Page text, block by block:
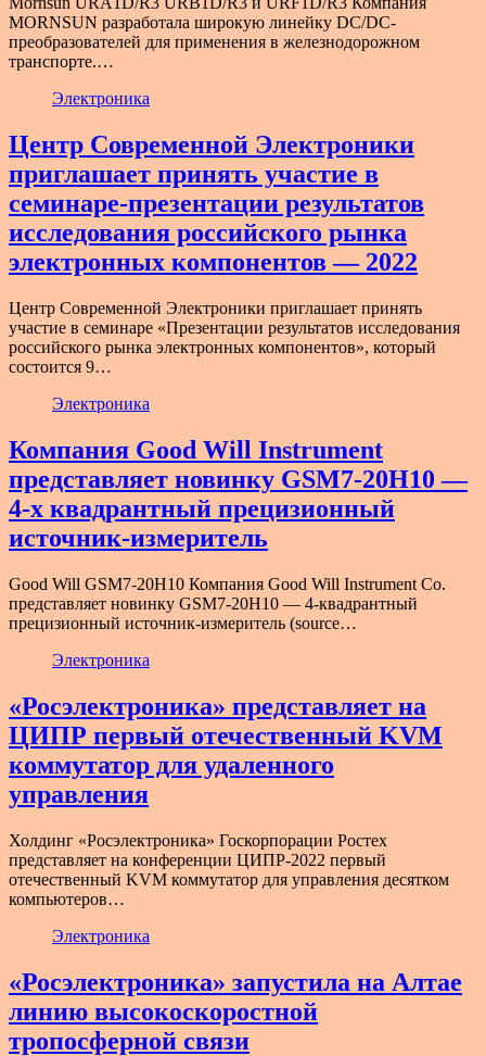
MORNSUN разработала широкую линейку DC/DC-
преобразователей для применения в железнодорожном
транспорте.…
Электроника
Центр Современной Электроники
приглашает принять участие в
семинаре-презентации результатов
исследования российского рынка
электронных компонентов — 2022
Центр Современной Электроники приглашает принять
участие в семинаре «Презентации результатов исследования
российского рынка электронных компонентов», который
состоится 9…
Электроника
Компания Good Will Instrument
представляет новинку GSM7-20H10 —
4-х квадрантный прецизионный
источник-измеритель
Good Will GSM7-20H10 Компания Good Will Instrument Co.
представляет новинку GSM7-20H10 — 4-квадрантный
прецизионный источник-измеритель (source…
Электроника
«Росэлектроника» представляет на
ЦИПР первый отечественный KVM
коммутатор для удаленного
управления
Холдинг «Росэлектроника» Госкорпорации Ростех
представляет на конференции ЦИПР-2022 первый
отечественный KVM коммутатор для управления десятком
компьютеров…
Электроника
«Росэлектроника» запустила на Алтае
линию высокоскоростной
тропосферной связи